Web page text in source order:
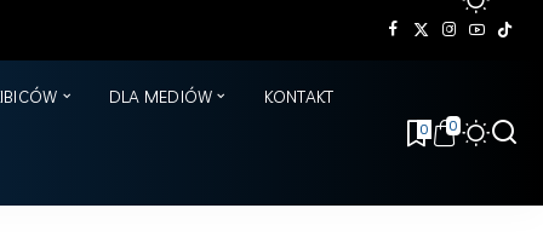
DLA MEDIÓW KONTAKT
0 0